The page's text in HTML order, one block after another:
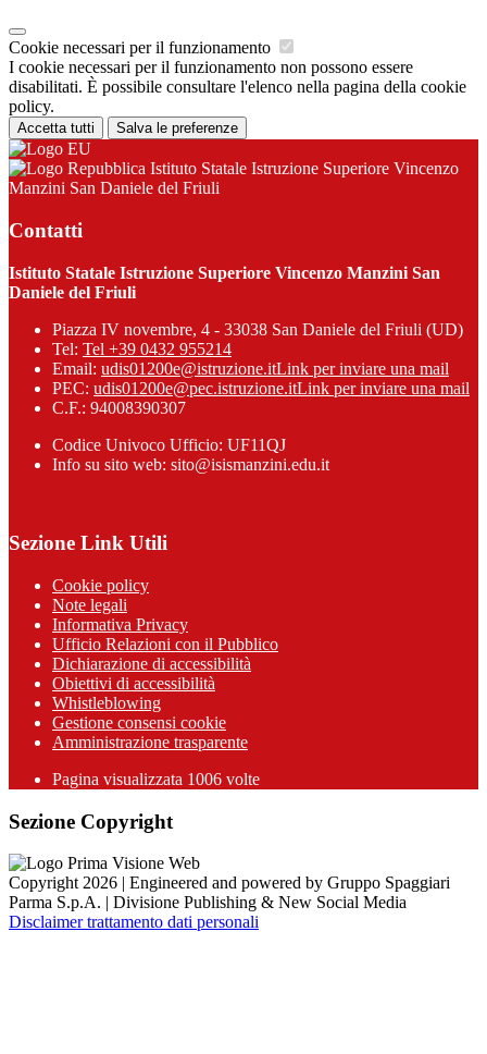
Cookie necessari per il funzionamento
I cookie necessari per il funzionamento non possono essere
disabilitati. È possibile consultare l'elenco nella pagina della cookie
policy.
Accetta tutti Salva le preferenze
Istituto Statale Istruzione Superiore Vincenzo
Manzini San Daniele del Friuli
Contatti
Istituto Statale Istruzione Superiore Vincenzo Manzini San
Daniele del Friuli
Piazza IV novembre, 4 - 33038 San Daniele del Friuli (UD)
Tel: Tel +39 0432 955214
Email: udis01200e@istruzione.itLink per inviare una mail
PEC: udis01200e@pec.istruzione.itLink per inviare una mail
C.F.: 94008390307
Codice Univoco Ufficio: UF11QJ
Info su sito web: sito@isismanzini.edu.it
Sezione Link Utili
Cookie policy
Note legali
Informativa Privacy
Ufficio Relazioni con il Pubblico
Dichiarazione di accessibilità
Obiettivi di accessibilità
Whistleblowing
Gestione consensi cookie
Amministrazione trasparente
Pagina visualizzata 1006 volte
Sezione Copyright
Copyright 2026 | Engineered and powered by Gruppo Spaggiari
Parma S.p.A. | Divisione Publishing & New Social Media
Disclaimer trattamento dati personali